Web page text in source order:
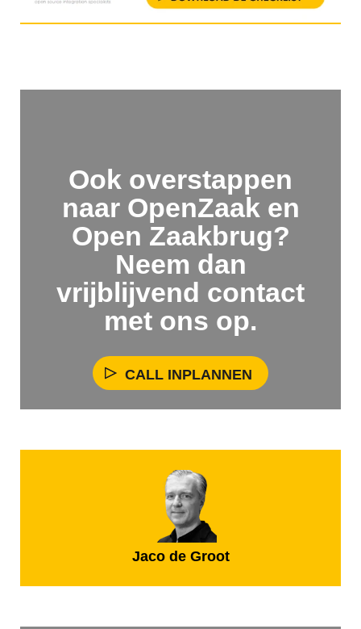
Ook overstappen
naar OpenZaak en
Open Zaakbrug?
Neem dan
vrijblijvend contact
met ons op.
CALL INPLANNEN
Jaco de Groot